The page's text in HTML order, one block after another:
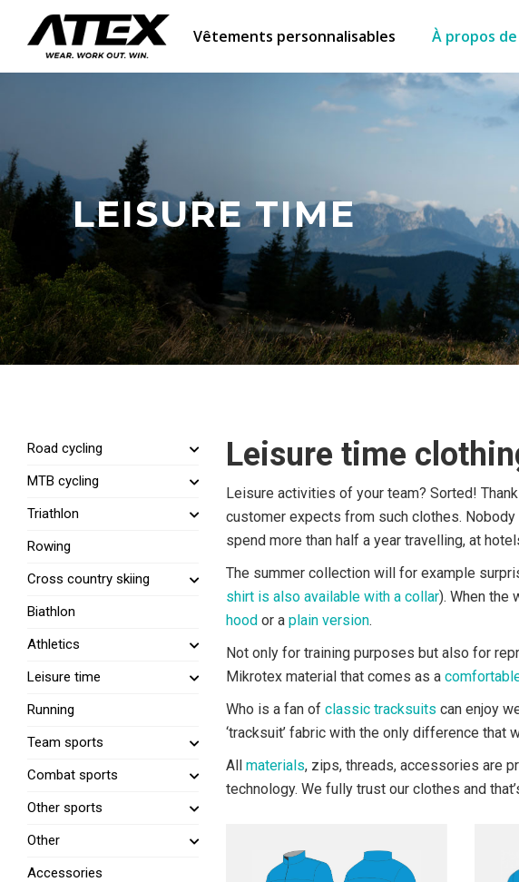
Vêtements personnalisables À propos
LEISURE TIME
Road cycling
MTB cycling
Triathlon
Rowing
Cross country skiing
Biathlon
Athletics
Leisure time
Running
Team sports
Combat sports
Other sports
Other
Accessories
Leisure time
Leisure activities of your team? Sorted!
customer expects from such clothes.
spend more than half a year travelling, at
The summer collection will for example
shirt is also available with a collar). When the
hood or a plain version.
Not only for training purposes but also for
Mikrotex material that comes as a
Who is a fan of classic tracksuits can enjoy
‘tracksuit’ fabric with the only difference that
All materials, zips, threads, accessories are
technology. We fully trust our clothes and